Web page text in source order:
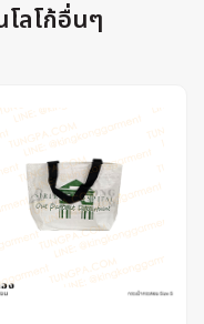
โลโก้อื่นๆ